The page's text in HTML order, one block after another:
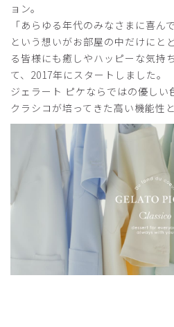
nao様
購入確認済み
年齢: 40代 身長: 156-160cm
サイズ感
小さめ
ストレッチ感 よく伸びる
厚さとても薄い
ジェラピケコラボ
スクラブの上から着用してますが
良いです。形はおしりの下あたり
しなくて良いです。色も優しい
S17ジェラート ピケ&ク
ョートコート/ホワイト×オレン
ョン。
「あらゆる年代のみなさまに喜ん
という想いがお部屋の中だけにと
る皆様にも癒しやハッピーな気持
て、2017年にスタートしました。
ジェラート ピケならではの優しい
クラシコが培ってきた高い機能性